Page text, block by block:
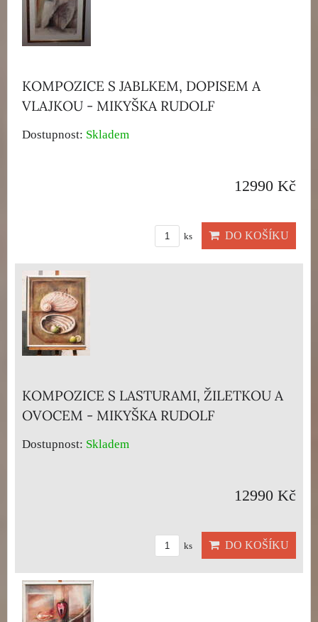
KOMPOZICE S JABLKEM, DOPISEM A
VLAJKOU - MIKYŠKA RUDOLF
Dostupnost: Skladem
12990 Kč
ks DO KOŠÍKU
KOMPOZICE S LASTURAMI, ŽILETKOU A
OVOCEM - MIKYŠKA RUDOLF
Dostupnost: Skladem
12990 Kč
ks DO KOŠÍKU